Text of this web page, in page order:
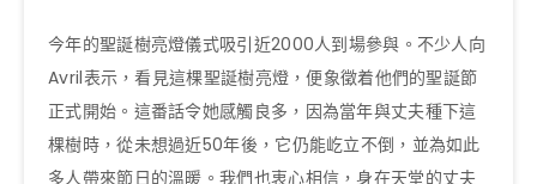
今年的聖誕樹亮燈儀式吸引近2000人到場參與。不少人向
Avril表示，看見這棵聖誕樹亮燈，便象徵着他們的聖誕節
正式開始。這番話令她感觸良多，因為當年與丈夫種下這
棵樹時，從未想過近50年後，它仍能屹立不倒，並為如此
多人帶來節日的溫暖。我們也衷心相信，身在天堂的丈夫